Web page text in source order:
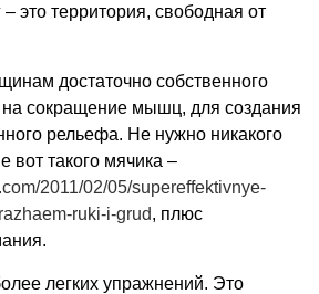
– это территория, свободная от
достаточно собственного
сокращение мышц, для создания
рельефа. Не нужно никакого
вот такого мячика –
2011/02/05/supereffektivnye-
ruki-i-grud, плюс
легких упражнений. Это